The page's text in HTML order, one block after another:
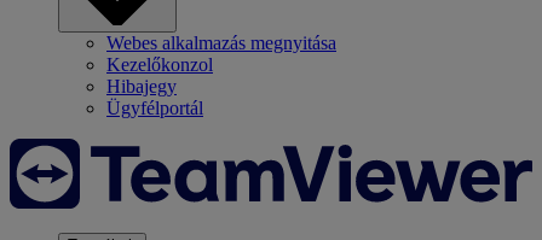
Webes alkalmazás megnyitása
Kezelőkonzol
Hibajegy
Ügyfélportál